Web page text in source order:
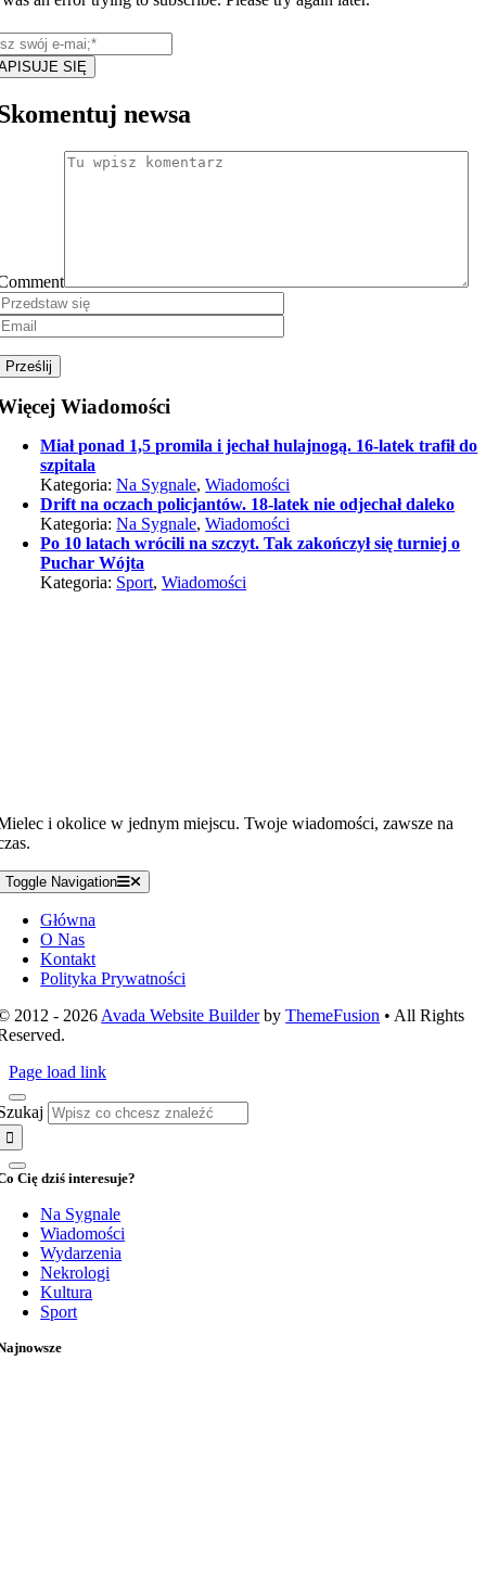
SIĘ
newsa
Wiadomości
Miał ponad 1,5 promila i jechał hulajnogą. 16-latek trafił do
szpitala
Kategoria:Na Sygnale,Wiadomości
Drift na oczach policjantów. 18-latek nie odjechał daleko
Kategoria:Na Sygnale,Wiadomości
Po 10 latach wrócili na szczyt. Tak zakończył się turniej o
Puchar Wójta
Kategoria: Sport,Wiadomości
i okolice w jednym miejscu. Twoje wiadomości, zawsze na
Toggle Navigation
Główna
O Nas
Kontakt
Polityka Prywatności
2012 - 2026 Avada Website BuilderbyThemeFusion • All Rights
Page load link
Cię dziś interesuje?
Na Sygnale
Wiadomości
Wydarzenia
Nekrologi
Kultura
Sport